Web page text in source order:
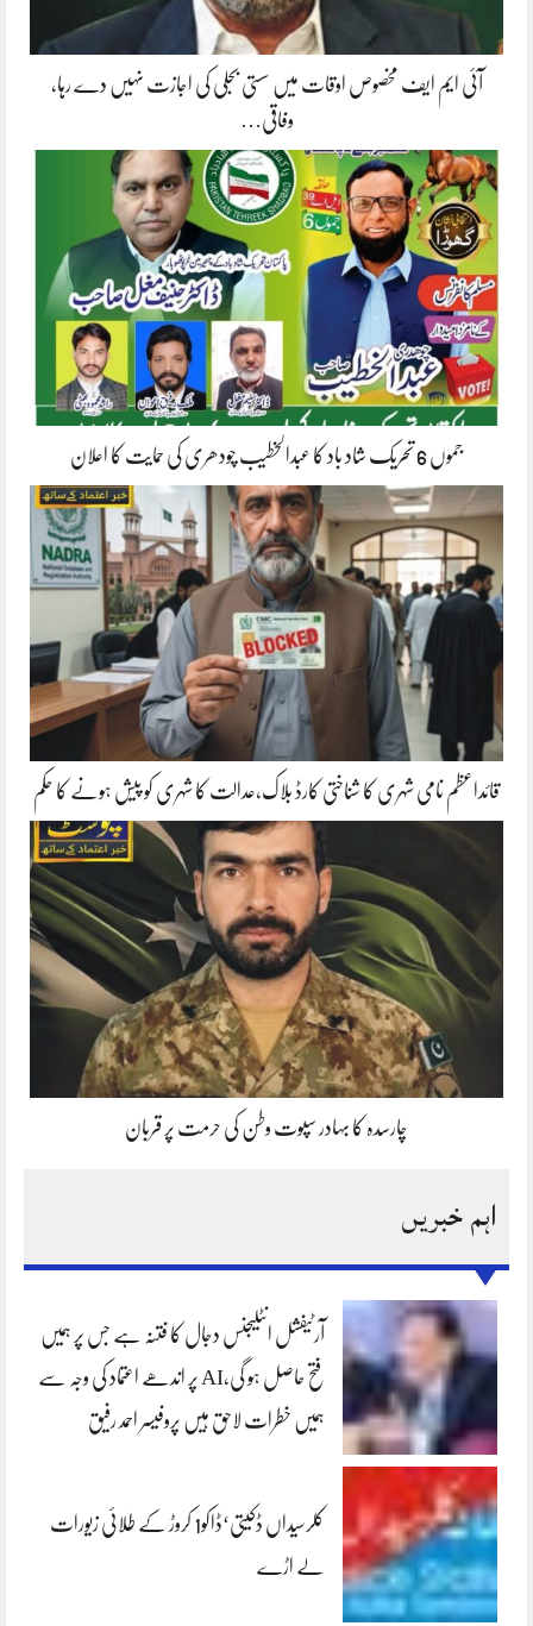
آئی ایم ایف مخصوص اوقات میں سستی بجلی کی اجازت نہیں دے رہا،
وفاقی…
جموں 6 تحریک شاد باد کا عبدالخطیب چودھری کی حمایت کا اعلان
قائداعظم نامی شہری کا شناختی کارڈ بلاک،عدالت کا شہری کو پیش ہونے کا حکم
چارسدہ کا بہادر سپوت وطن کی حرمت پر قربان
اہم خبریں
آرٹیفشل انٹلیجنس دجال کا فتنہ ہے جس پر ہمیں
فتح حاصل ہو گی،AI پر اندھے اعتماد کی وجہ سے
ہمیں خطرات لاحق ہیں پروفیسر احمد رفیق
کلرسیداں ڈکیتی‘ڈاکو1 کروڑ کے طلائی زیورات
لے اڑے